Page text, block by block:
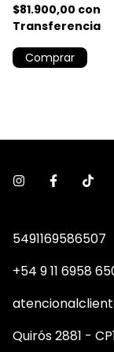
$81.900,00 con
Transferencia
Comprar
5491169586507
+54 9 11 6958
Quirós 2881 -